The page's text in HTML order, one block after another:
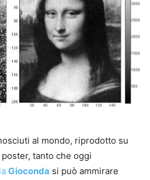
al mondo, riprodotto su
tanto che oggi
Gioconda si può ammirare